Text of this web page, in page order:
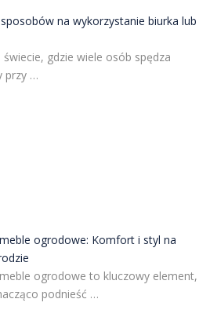
na wykorzystanie biurka lub
gdzie wiele osób spędza
przy …
ogrodowe: Komfort i styl na
ogrodowe to kluczowy element,
podnieść …